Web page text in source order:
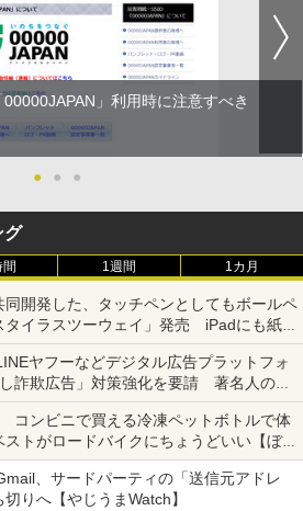
」利用時に注意すべき
● ● ●
グ
間 1週間 1カ月
開発した、タッチペンとしてもボールペ
タイラスツーウェイ」発売 iPadにも紙に
込める
ヤフーなどデジタル広告プラットフォ
詐欺広告」対策強化を要請 著名人の写
欺などへの対策として
コンビニで買える冷凍ペットボトルで体
トがロードバイクにちょうどいい【ぼっ
】【空いた時間でなにしてる？】
、サードパーティの「送信元アドレ
りへ【やじうまWatch】